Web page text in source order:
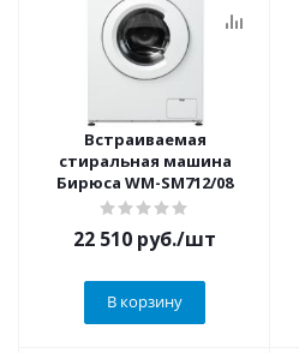
Встраиваемая
стиральная машина
Бирюса WM-SM712/08
22 510 руб./шт
В корзину